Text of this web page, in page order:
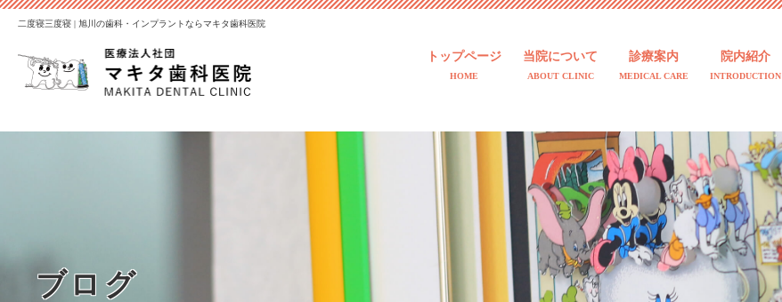
二度寝三度寝 | 旭川の歯科・インプラントならマキタ歯科医院
トップページ
HOME
当院について
ABOUT CLINIC
診療案内
MEDICAL CARE
院内紹介
INTRODUCTION
ブログ